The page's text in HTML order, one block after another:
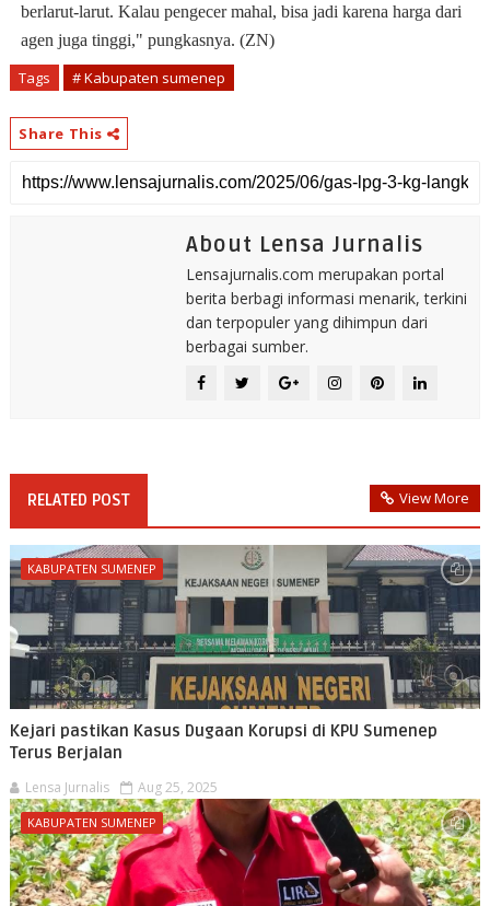
berlarut-larut. Kalau pengecer mahal, bisa jadi karena harga dari
agen juga tinggi," pungkasnya. (ZN)
Tags # Kabupaten sumenep
Share This
About Lensa Jurnalis
Lensajurnalis.com merupakan portal
berita berbagi informasi menarik, terkini
dan terpopuler yang dihimpun dari
berbagai sumber.
RELATED POST View More
KABUPATEN SUMENEP
Kejari pastikan Kasus Dugaan Korupsi di KPU Sumenep
Terus Berjalan
Lensa Jurnalis Aug 25, 2025
KABUPATEN SUMENEP